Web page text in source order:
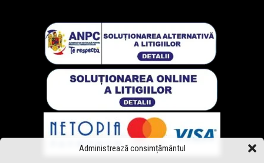
Administrează consimțământul